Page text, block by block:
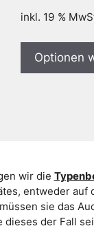
inkl. 19 %
Optionen
wir die
entweder
sie das
der Fall